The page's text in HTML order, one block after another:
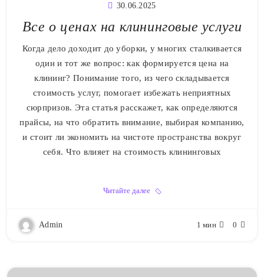
30.06.2025
Все о ценах на клининговые услуги
Когда дело доходит до уборки, у многих сталкивается
один и тот же вопрос: как формируется цена на
клининг? Понимание того, из чего складывается
стоимость услуг, помогает избежать неприятных
сюрпризов. Эта статья расскажет, как определяются
прайсы, на что обратить внимание, выбирая компанию,
и стоит ли экономить на чистоте пространства вокруг
себя. Что влияет на стоимость клининговых
Читайте далее
Admin 1 мин 0